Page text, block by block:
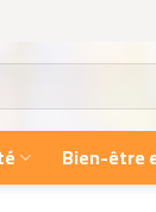
Bien-être